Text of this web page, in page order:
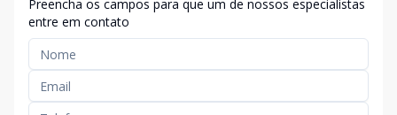
Preencha os campos para que um de nossos especialistas
entre em contato